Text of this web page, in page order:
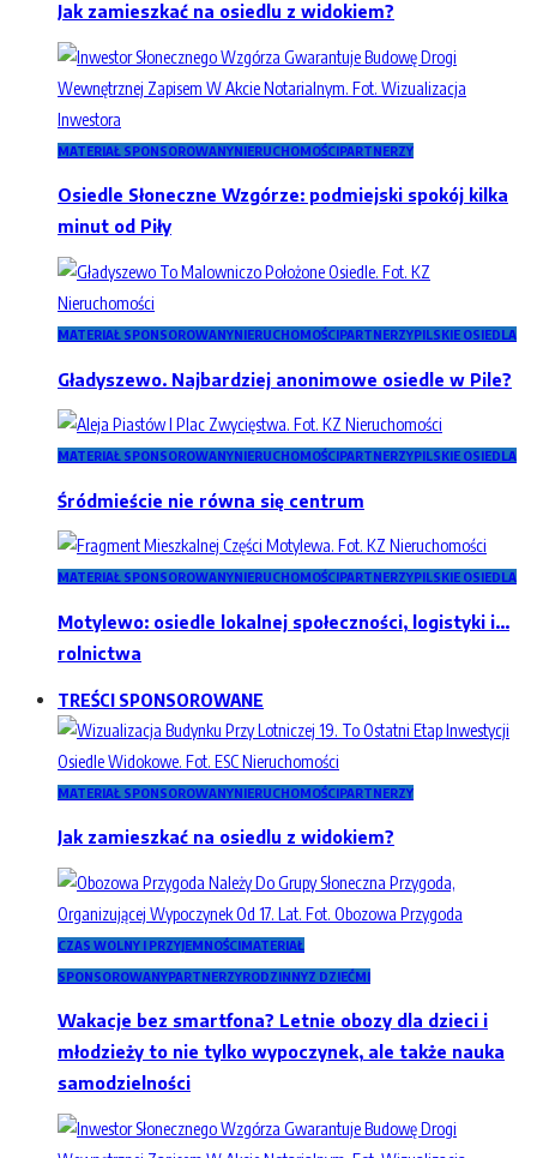
Jak zamieszkać na osiedlu z widokiem?
MATERIAŁ SPONSOROWANYNIERUCHOMOŚCIPARTNERZY
Osiedle Słoneczne Wzgórze: podmiejski spokój kilka
minut od Piły
MATERIAŁ SPONSOROWANYNIERUCHOMOŚCIPARTNERZYPILSKIE OSIEDLA
Gładyszewo. Najbardziej anonimowe osiedle w Pile?
MATERIAŁ SPONSOROWANYNIERUCHOMOŚCIPARTNERZYPILSKIE OSIEDLA
Śródmieście nie równa się centrum
MATERIAŁ SPONSOROWANYNIERUCHOMOŚCIPARTNERZYPILSKIE OSIEDLA
Motylewo: osiedle lokalnej społeczności, logistyki i…
rolnictwa
TREŚCI SPONSOROWANE
MATERIAŁ SPONSOROWANYNIERUCHOMOŚCIPARTNERZY
Jak zamieszkać na osiedlu z widokiem?
CZAS WOLNY I PRZYJEMNOŚCIMATERIAŁ
SPONSOROWANYPARTNERZYRODZINNYZ DZIEĆMI
Wakacje bez smartfona? Letnie obozy dla dzieci i
młodzieży to nie tylko wypoczynek, ale także nauka
samodzielności